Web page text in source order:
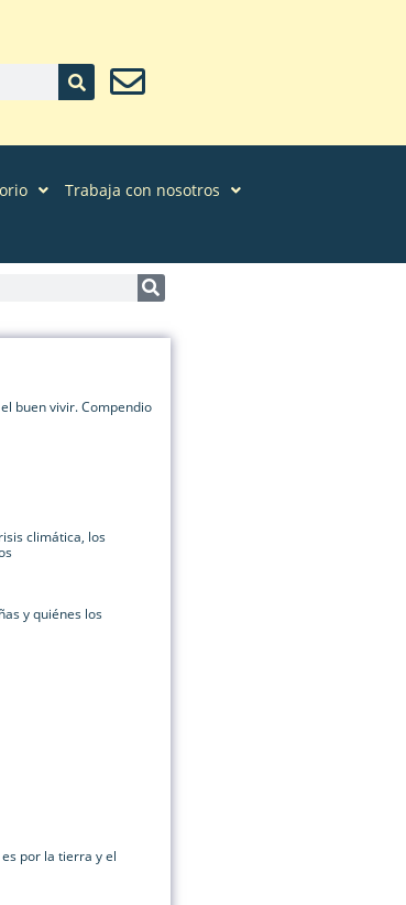
Trabaja con nosotros
buen vivir. Compendio
climática, los
y quiénes los
por la tierra y el